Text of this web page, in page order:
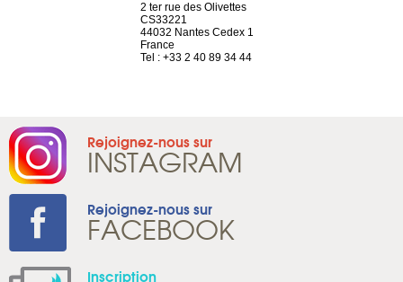
2 ter rue des Olivettes
CS33221
44032 Nantes Cedex 1
France
Tel : +33 2 40 89 34 44
Rejoignez-nous sur
INSTAGRAM
Rejoignez-nous sur
FACEBOOK
Inscription